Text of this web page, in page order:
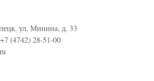
ул. Минина, д. 33
+7 (4742) 28-51-00